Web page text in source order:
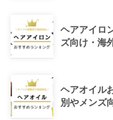
ヘアアイロ
ズ向け・海
ヘアオイル
別やメンズ